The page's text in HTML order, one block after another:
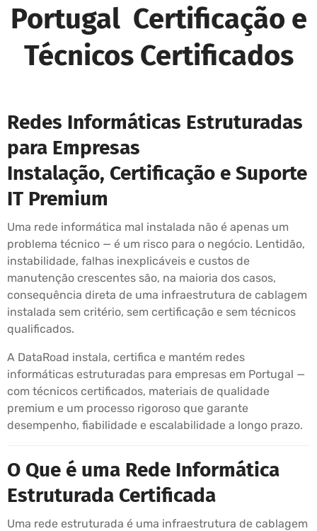
Portugal Certificação e
Técnicos Certificados
Redes Informáticas Estruturadas
para Empresas
Instalação, Certificação e Suporte
IT Premium
Uma rede informática mal instalada não é apenas um
problema técnico — é um risco para o negócio. Lentidão,
instabilidade, falhas inexplicáveis e custos de
manutenção crescentes são, na maioria dos casos,
consequência direta de uma infraestrutura de cablagem
instalada sem critério, sem certificação e sem técnicos
qualificados.
A DataRoad instala, certifica e mantém redes
informáticas estruturadas para empresas em Portugal —
com técnicos certificados, materiais de qualidade
premium e um processo rigoroso que garante
desempenho, fiabilidade e escalabilidade a longo prazo.
O Que é uma Rede Informática
Estruturada Certificada
Uma rede estruturada é uma infraestrutura de cablagem